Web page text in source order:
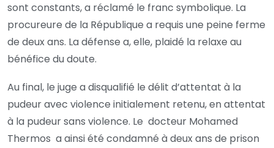
sont constants, a réclamé le franc symbolique. La
procureure de la République a requis une peine ferme
de deux ans. La défense a, elle, plaidé la relaxe au
bénéfice du doute.
Au final, le juge a disqualifié le délit d’attentat à la
pudeur avec violence initialement retenu, en attentat
à la pudeur sans violence. Le docteur Mohamed
Thermos a ainsi été condamné à deux ans de prison